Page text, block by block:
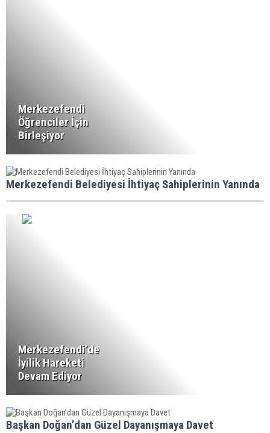
Merkezefendi
Öğrenciler İçin
Birleşiyor
Merkezefendi Belediyesi İhtiyaç Sahiplerinin Yanında
Merkezefendi’de
İyilik Hareketi
Devam Ediyor
Başkan Doğan’dan Güzel Dayanışmaya Davet